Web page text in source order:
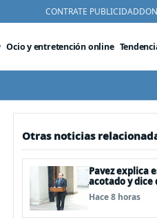
CONTRATE PUBLICIDAD
Ocio y entretención online
Otras noticias
Pavez explica
acotado y dice
entre FFAA y
todo
Hace 8 horas